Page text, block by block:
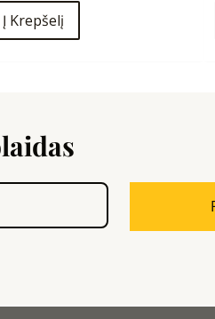
Į Krepšelį